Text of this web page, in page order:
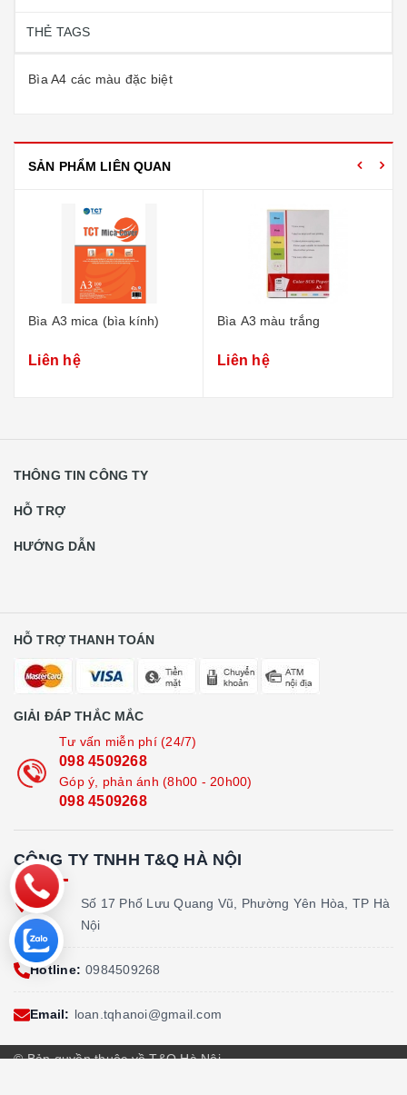
THẺ TAGS
Bìa A4 các màu đặc biệt
SẢN PHẨM LIÊN QUAN
Bìa A3 mica (bìa kính)
Liên hệ
Bìa A3 màu trắng
Liên hệ
THÔNG TIN CÔNG TY
HỖ TRỢ
HƯỚNG DẪN
HỖ TRỢ THANH TOÁN
GIẢI ĐÁP THẮC MẮC
Tư vấn miễn phí (24/7)
098 4509268
Góp ý, phản ánh (8h00 - 20h00)
098 4509268
CÔNG TY TNHH T&Q HÀ NỘI
Địa
chỉ:
Số 17 Phố Lưu Quang Vũ, Phường Yên Hòa, TP Hà
Nội
Hotline: 0984509268
Email: loan.tqhanoi@gmail.com
© Bản quyền thuộc về T&Q Hà Nội